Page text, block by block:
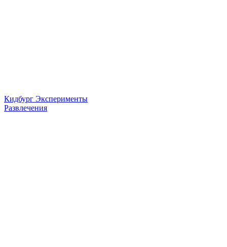
Кидбург Эксперименты
Развлечения